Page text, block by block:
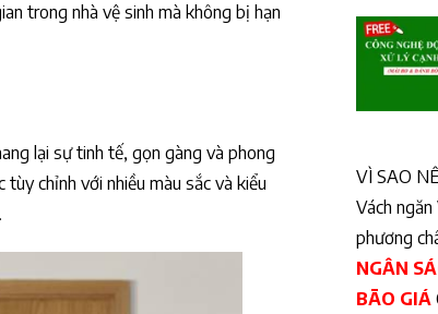
trong nhà vệ sinh mà không bị hạn
lại sự tinh tế, gọn gàng và phong
chỉnh với nhiều màu sắc và kiểu
VÌ SAO
Vách
phương
NGÂN
BÃO GIÁ